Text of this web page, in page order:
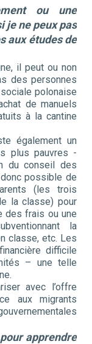
ou une
je ne peux pas
aux études de
il peut ou non
des personnes
polonaise
de manuels
à la cantine
également un
plus pauvres -
du conseil des
possible de
(les trois
la classe) pour
des frais ou une
la
classe, etc. Les
difficile
– une telle
avec l’offre
aux migrants
apprendre